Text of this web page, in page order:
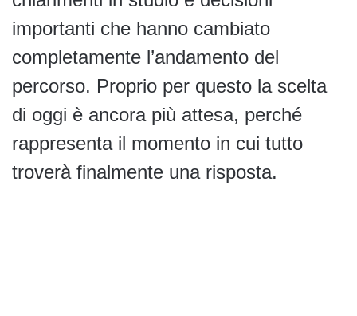
importanti che hanno cambiato
completamente l’andamento del
percorso. Proprio per questo la scelta
di oggi è ancora più attesa, perché
rappresenta il momento in cui tutto
troverà finalmente una risposta.